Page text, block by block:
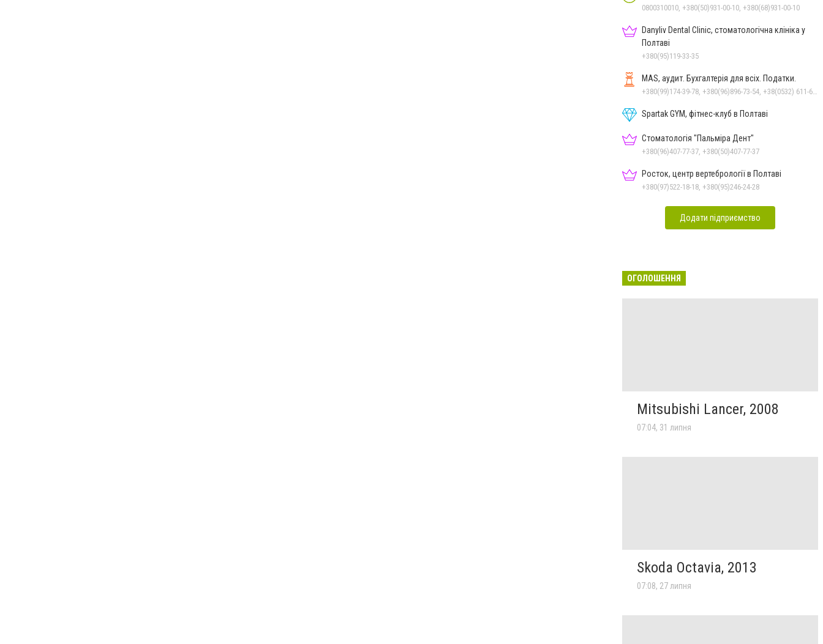
0800310010, +380(50)931-00-10, +380(68)931-00-10
Danyliv Dental Clinic, стоматологічна клініка у
Полтаві
+380(95)119-33-35
MAS, аудит. Бухгалтерія для всіх. Податки.
Spartak GYM, фітнес-клуб в Полтаві
Стоматологія "Пальміра Дент"
+380(96)407-77-37, +380(50)407-77-37
Росток, центр вертебрології в Полтаві
+380(97)522-18-18, +380(95)246-24-28
Додати підприємство
ОГОЛОШЕННЯ
Mitsubishi Lancer, 2008
07:04, 31 липня
Skoda Octavia, 2013
07:08, 27 липня